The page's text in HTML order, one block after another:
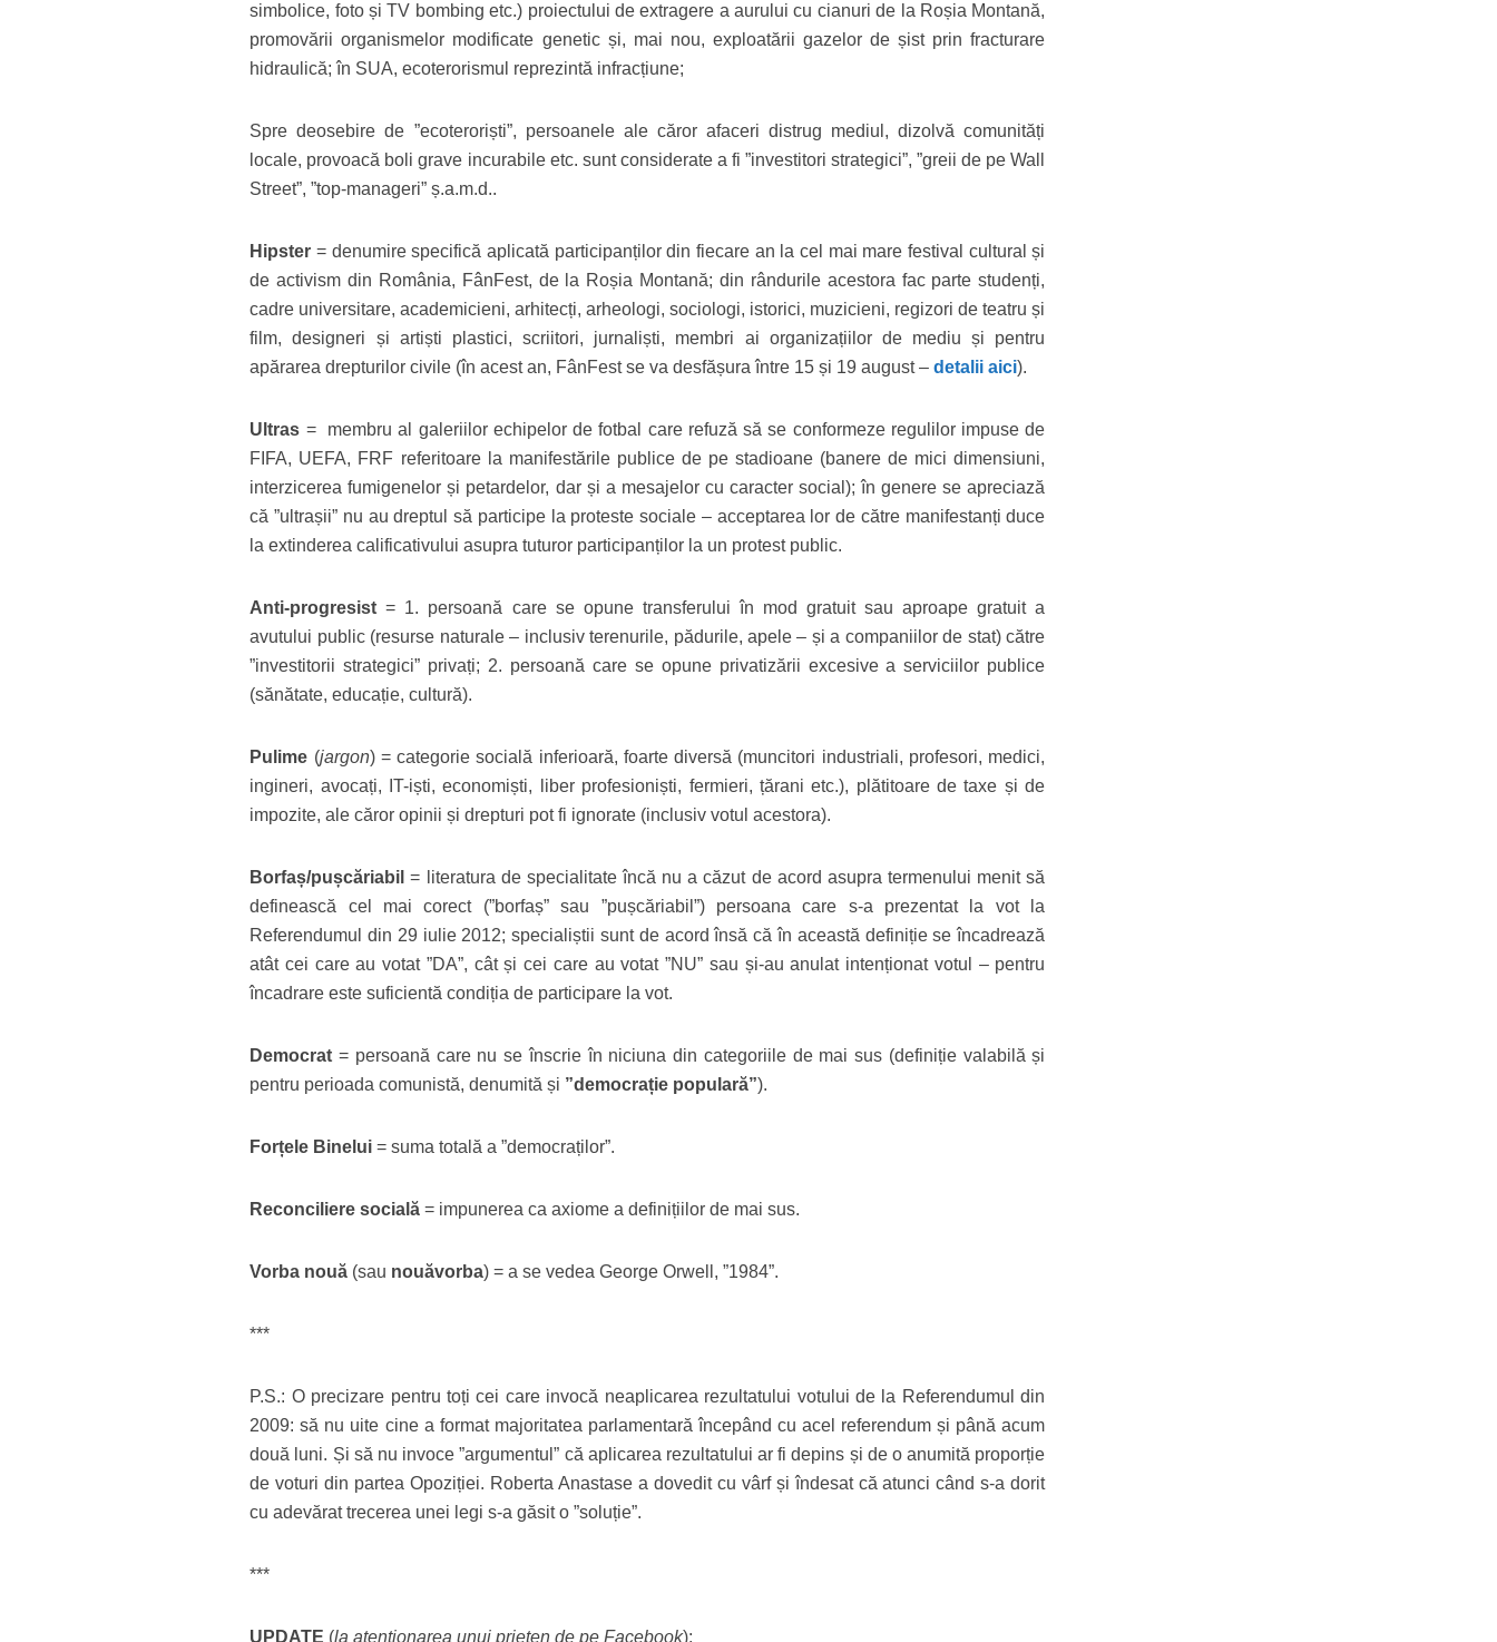
simbolice, foto și TV bombing etc.) proiectului de extragere a aurului cu cianuri de la Roșia Montană,
promovării organismelor modificate genetic și, mai nou, exploatării gazelor de șist prin fracturare
hidraulică; în SUA, ecoterorismul reprezintă infracțiune;
Spre deosebire de ”ecoteroriști”, persoanele ale căror afaceri distrug mediul, dizolvă comunități
locale, provoacă boli grave incurabile etc. sunt considerate a fi ”investitori strategici”, ”greii de pe Wall
Street”, ”top-manageri” ș.a.m.d..
Hipster = denumire specifică aplicată participanților din fiecare an la cel mai mare festival cultural și
de activism din România, FânFest, de la Roșia Montană; din rândurile acestora fac parte studenți,
cadre universitare, academicieni, arhitecți, arheologi, sociologi, istorici, muzicieni, regizori de teatru și
film, designeri și artiști plastici, scriitori, jurnaliști, membri ai organizațiilor de mediu și pentru
apărarea drepturilor civile (în acest an, FânFest se va desfășura între 15 și 19 august –detalii aici).
Ultras = membru al galeriilor echipelor de fotbal care refuză să se conformeze regulilor impuse de
FIFA, UEFA, FRF referitoare la manifestările publice de pe stadioane (banere de mici dimensiuni,
interzicerea fumigenelor și petardelor, dar și a mesajelor cu caracter social); în genere se apreciază
că ”ultrașii” nu au dreptul să participe la proteste sociale – acceptarea lor de către manifestanți duce
la extinderea calificativului asupra tuturor participanților la un protest public.
Anti-progresist = 1. persoană care se opune transferului în mod gratuit sau aproape gratuit a
avutului public (resurse naturale – inclusiv terenurile, pădurile, apele – și a companiilor de stat) către
”investitorii strategici” privați; 2. persoană care se opune privatizării excesive a serviciilor publice
(sănătate, educație, cultură).
Pulime (jargon) = categorie socială inferioară, foarte diversă (muncitori industriali, profesori, medici,
ingineri, avocați, IT-iști, economiști, liber profesioniști, fermieri, țărani etc.), plătitoare de taxe și de
impozite, ale căror opinii și drepturi pot fi ignorate (inclusiv votul acestora).
Borfaș/pușcăriabil = literatura de specialitate încă nu a căzut de acord asupra termenului menit să
definească cel mai corect (”borfaș” sau ”pușcăriabil”) persoana care s-a prezentat la vot la
Referendumul din 29 iulie 2012; specialiștii sunt de acord însă că în această definiție se încadrează
atât cei care au votat ”DA”, cât și cei care au votat ”NU” sau și-au anulat intenționat votul – pentru
încadrare este suficientă condiția de participare la vot.
Democrat = persoană care nu se înscrie în niciuna din categoriile de mai sus (definiție valabilă și
pentru perioada comunistă, denumită și ”democrație populară”).
Forțele Binelui = suma totală a ”democraților”.
Reconciliere socială = impunerea ca axiome a definițiilor de mai sus.
Vorba nouă (sau nouăvorba) = a se vedea George Orwell, ”1984”.
***
P.S.: O precizare pentru toți cei care invocă neaplicarea rezultatului votului de la Referendumul din
2009: să nu uite cine a format majoritatea parlamentară începând cu acel referendum și până acum
două luni. Și să nu invoce ”argumentul” că aplicarea rezultatului ar fi depins și de o anumită proporție
de voturi din partea Opoziției. Roberta Anastase a dovedit cu vârf și îndesat că atunci când s-a dorit
cu adevărat trecerea unei legi s-a găsit o ”soluție”.
***
UPDATE (la atenționarea unui prieten de pe Facebook):